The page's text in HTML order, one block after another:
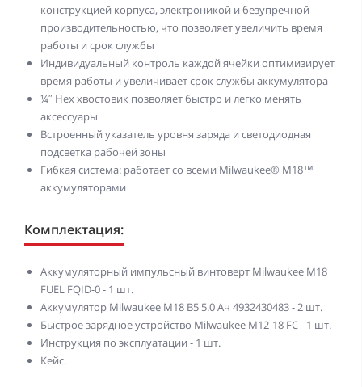
конструкцией корпуса, электроникой и безупречной
производительностью, что позволяет увеличить время
работы и срок службы
Индивидуальный контроль каждой ячейки оптимизирует
время работы и увеличивает срок службы аккумулятора
¼″ Hex хвостовик позволяет быстро и легко менять
аксессуары
Встроенный указатель уровня заряда и светодиодная
подсветка рабочей зоны
Гибкая система: работает со всеми Milwaukee® M18™
аккумуляторами
Комплектация:
Аккумуляторный импульсный винтоверт Milwaukee M18
FUEL FQID-0 - 1 шт.
Аккумулятор Milwaukee M18 B5 5.0 Ач 4932430483 - 2 шт.
Быстрое зарядное устройство Milwaukee M12-18 FC - 1 шт.
Инструкция по эксплуатации - 1 шт.
Кейс.